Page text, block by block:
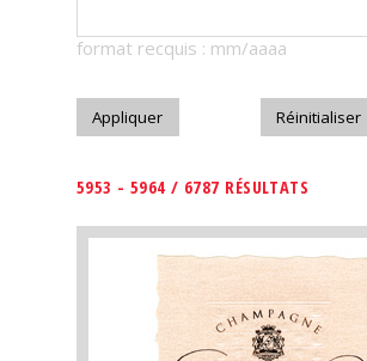
Télécharger
format recquis : mm/aaaa
5953 - 5964 / 6787 RÉSULTATS